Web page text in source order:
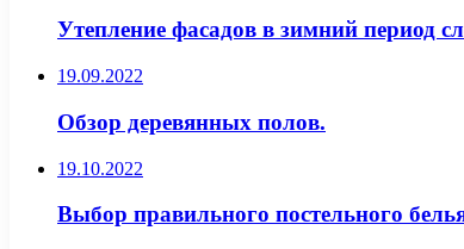
Утепление фасадов в зимний период
19.09.2022
Обзор деревянных полов.
19.10.2022
Выбор правильного постельного